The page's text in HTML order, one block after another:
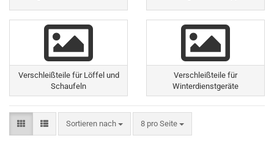
Verschleißteile für Löffel und
Schaufeln
Verschleißteile für
Winterdienstgeräte
Sortieren nach
Sortieren nach 8 pro Seite
pro Seite